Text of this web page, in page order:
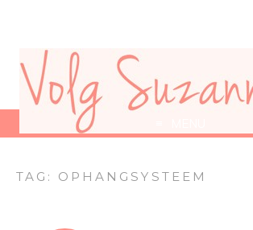
TAG: OPHANGSYSTEEM